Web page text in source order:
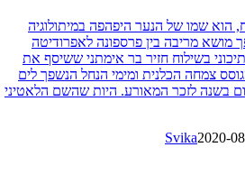
הוא שמו של הנער היפהפה במיתולוגיה
מושא מריבה בין פרספונה לאפרודיטה
בשילוח חזיר בר אימתני ששיסף את
צמחה הכלנית ומימי הנחל הנשפך לים
בשנה לזכר המאורע. היות שהשם הלאטיני
Svika2020-